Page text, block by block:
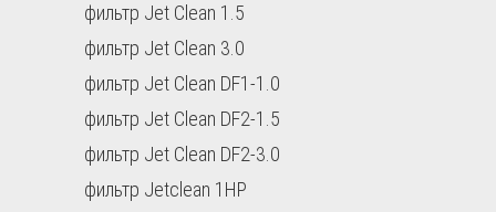
фильтр Jet Clean 1.5
фильтр Jet Clean 3.0
фильтр Jet Clean DF1-1.0
фильтр Jet Clean DF2-1.5
фильтр Jet Clean DF2-3.0
фильтр Jetclean 1HP